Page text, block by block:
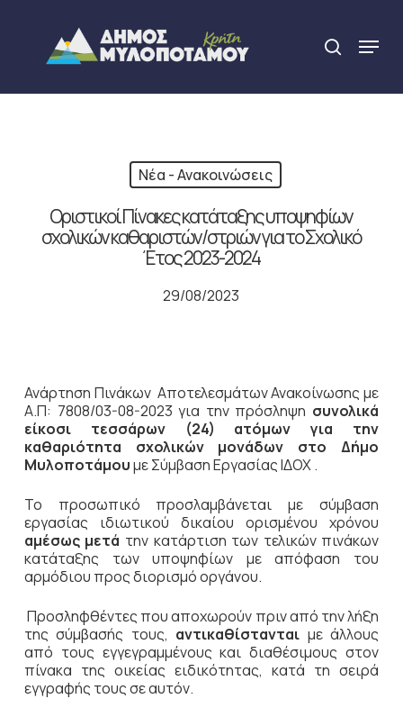
content
search
Menu
Νέα - Ανακοινώσεις
Οριστικοί Πίνακες κατάταξης υποψηφίων
σχολικών καθαριστών/στριών για το Σχολικό
Έτος 2023-2024
29/08/2023
Ανάρτηση Πινάκων Αποτελεσμάτων Ανακοίνωσης με
Α.Π: 7808/03-08-2023 για την πρόσληψη συνολικά
είκοσι τεσσάρων (24) ατόμων για την
καθαριότητα σχολικών μονάδων στο Δήμο
Μυλοποτάμουμε Σύμβαση Εργασίας ΙΔΟΧ .
Το προσωπικό προσλαμβάνεται με σύμβαση
εργασίας ιδιωτικού δικαίου ορισμένου χρόνου
αμέσως μετά την κατάρτιση των τελικών πινάκων
κατάταξης των υποψηφίων με απόφαση του
αρμόδιου προς διορισμό οργάνου.
Προσληφθέντες που αποχωρούν πριν από την λήξη
της σύμβασής τους, αντικαθίστανται με άλλους
από τους εγγεγραμμένους και διαθέσιμους στον
πίνακα της οικείας ειδικότητας, κατά τη σειρά
εγγραφής τους σε αυτόν.
Close